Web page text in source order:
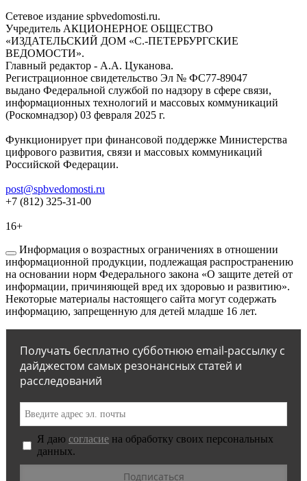
Сетевое издание spbvedomosti.ru.
Учредитель АКЦИОНЕРНОЕ ОБЩЕСТВО
«ИЗДАТЕЛЬСКИЙ ДОМ «С.-ПЕТЕРБУРГСКИЕ
ВЕДОМОСТИ».
Главный редактор - А.А. Цуканова.
Регистрационное свидетельство Эл № ФС77-89047
выдано Федеральной службой по надзору в сфере связи,
информационных технологий и массовых коммуникаций
(Роскомнадзор) 03 февраля 2025 г.
Функционирует при финансовой поддержке Министерства
цифрового развития, связи и массовых коммуникаций
Российской Федерации.
post@spbvedomosti.ru
+7 (812) 325-31-00
16+
Информация о возрастных ограничениях в отношении
информационной продукции, подлежащая распространению
на основании норм Федерального закона «О защите детей от
информации, причиняющей вред их здоровью и развитию».
Некоторые материалы настоящего сайта могут содержать
информацию, запрещенную для детей младше 16 лет.
Получать бесплатно субботнюю email-рассылку с
дайджестом самых резонансных статей и
расследований
Я даю согласие на обработку своих персональных
данных.